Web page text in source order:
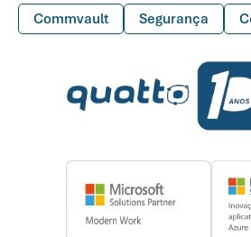
Commvault Segurança